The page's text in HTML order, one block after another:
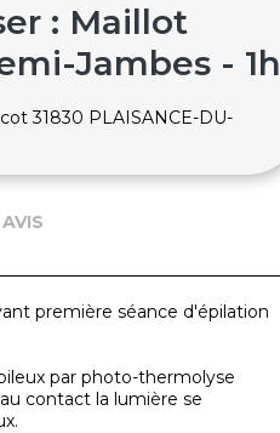
: Maillot
Jambes - 1h
31830 PLAISANCE-DU-
AVIS
première séance d'épilation
par photo-thermolyse
contact la lumière se